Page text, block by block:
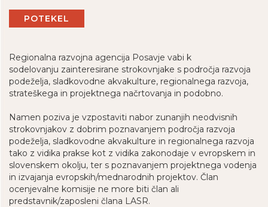
POTEKEL
Regionalna razvojna agencija Posavje vabi k
sodelovanju zainteresirane strokovnjake s področja razvoja
podeželja, sladkovodne akvakulture, regionalnega razvoja,
strateškega in projektnega načrtovanja in podobno.
Namen poziva je vzpostaviti nabor zunanjih neodvisnih
strokovnjakov z dobrim poznavanjem področja razvoja
podeželja, sladkovodne akvakulture in regionalnega razvoja
tako z vidika prakse kot z vidika zakonodaje v evropskem in
slovenskem okolju, ter s poznavanjem projektnega vodenja
in izvajanja evropskih/mednarodnih projektov. Član
ocenjevalne komisije ne more biti član ali
predstavnik/zaposleni člana LASR.